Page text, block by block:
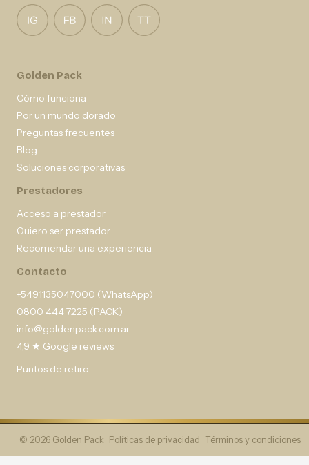
Golden Pack
Cómo funciona
Por un mundo dorado
Preguntas frecuentes
Blog
Soluciones corporativas
Prestadores
Acceso a prestador
Quiero ser prestador
Recomendar una experiencia
Contacto
+5491135047000 (WhatsApp)
0800 444 7225 (PACK)
info@goldenpack.com.ar
4,9 ★ Google reviews
Puntos de retiro
© 2026 Golden Pack · Políticas de privacidad · Términos y condiciones